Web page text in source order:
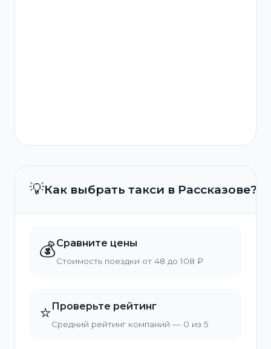
💡Как выбрать такси в Рассказове?
💰Сравните цены
Стоимость поездки от 48 до 108 ₽
⭐Проверьте рейтинг
Средний рейтинг компаний — 0 из 5